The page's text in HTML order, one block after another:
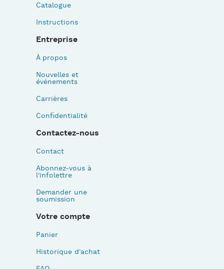
Catalogue
Instructions
Entreprise
À propos
Nouvelles et
événements
Carrières
Confidentialité
Contactez-nous
Contact
Abonnez-vous à
l'infolettre
Demander une
soumission
Votre compte
Panier
Historique d'achat